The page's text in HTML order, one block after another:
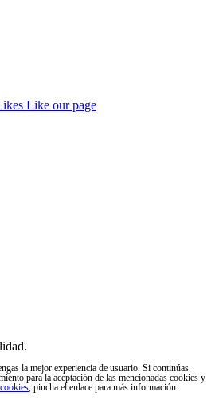
Like our page
la mejor experiencia de usuario. Si continúas
para la aceptación de las mencionadas cookies y
, pincha el enlace para más información.